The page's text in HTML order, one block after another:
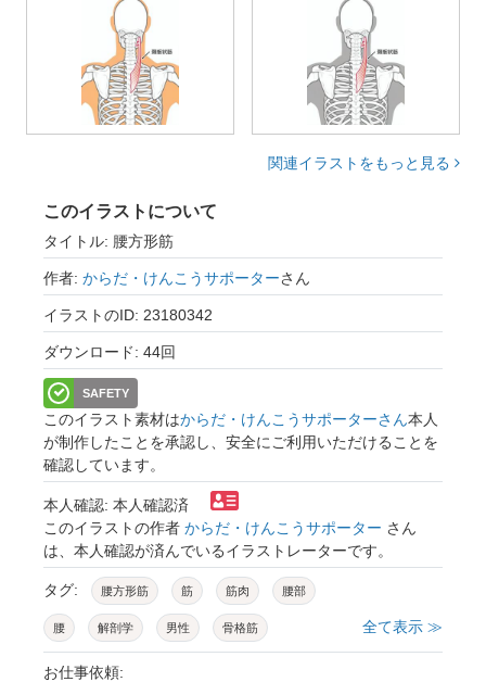
関連イラストをもっと見る
このイラストについて
タイトル: 腰方形筋
作者: からだ・けんこうサポーターさん
イラストのID: 23180342
ダウンロード: 44回
SAFETY
このイラスト素材はからだ・けんこうサポーターさん本人
が制作したことを承認し、安全にご利用いただけることを
確認しています。
本人確認: 本人確認済
このイラストの作者 からだ・けんこうサポーター さん
は、本人確認が済んでいるイラストレーターです。
タグ: 腰方形筋 筋 筋肉 腰部
腰 解剖学 男性 骨格筋 全て表示 ≫
お仕事依頼: